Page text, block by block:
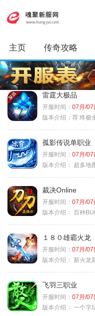
主页 传奇攻略
雷霆大极品
开服时间： 07月/07
版本介绍： 荐 终极
孤影传说单职业
开服时间： 07月/07
版本介绍：
超多地
裁决Online
开服时间： 07月/07
版本介绍： 百种
１８０雄霸火龙
开服时间： 07月/07
版本介绍：
新火龙
飞羽三职业
开服时间： 07月/07
版本介绍： 一个字